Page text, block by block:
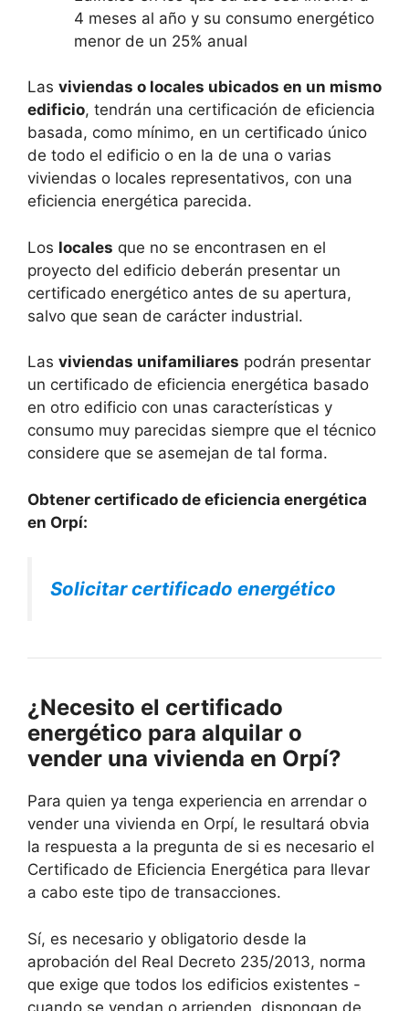
4 meses al año y su consumo energético
menor de un 25% anual
Las viviendas o locales ubicados en un mismo
edificio, tendrán una certificación de eficiencia
basada, como mínimo, en un certificado único
de todo el edificio o en la de una o varias
viviendas o locales representativos, con una
eficiencia energética parecida.
Los locales que no se encontrasen en el
proyecto del edificio deberán presentar un
certificado energético antes de su apertura,
salvo que sean de carácter industrial.
Las viviendas unifamiliares podrán presentar
un certificado de eficiencia energética basado
en otro edificio con unas características y
consumo muy parecidas siempre que el técnico
considere que se asemejan de tal forma.
Obtener certificado de eficiencia energética
en Orpí:
Solicitar certificado energético
¿Necesito el certificado
energético para alquilar o
vender una vivienda en Orpí?
Para quien ya tenga experiencia en arrendar o
vender una vivienda en Orpí, le resultará obvia
la respuesta a la pregunta de si es necesario el
Certificado de Eficiencia Energética para llevar
a cabo este tipo de transacciones.
Sí, es necesario y obligatorio desde la
aprobación del Real Decreto 235/2013, norma
que exige que todos los edificios existentes -
cuando se vendan o arrienden, dispongan de